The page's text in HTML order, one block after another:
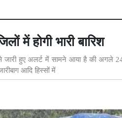
में होगी भारी बारिश
हुए अलर्ट में सामने आया है की अगले
आदि हिस्सों में